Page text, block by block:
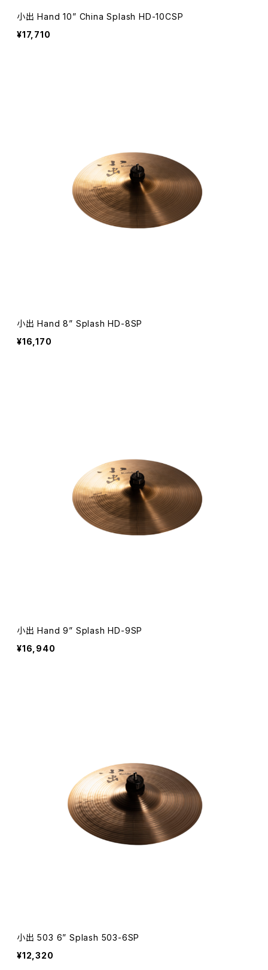
小出 Hand 10” China Splash HD-10CSP
¥17,710
小出 Hand 8” Splash HD-8SP
¥16,170
小出 Hand 9” Splash HD-9SP
¥16,940
小出 503 6” Splash 503-6SP
¥12,320